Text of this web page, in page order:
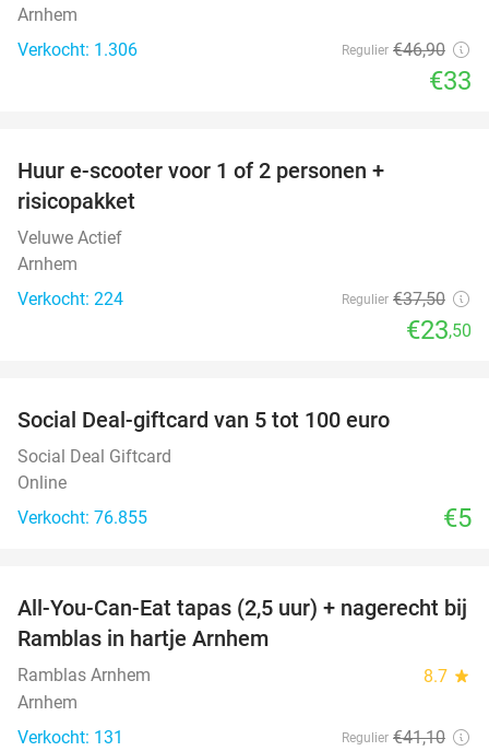
Arnhem
Verkocht: 1.306
Regulier €46,90
€33
Huur e-scooter voor 1 of 2 personen +
risicopakket
Veluwe Actief
Arnhem
Verkocht: 224
Regulier €37,50
€23,50
Social Deal-giftcard van 5 tot 100 euro
Social Deal Giftcard
Online
Verkocht: 76.855
€5
34%
All-You-Can-Eat tapas (2,5 uur) + nagerecht bij
Ramblas in hartje Arnhem
Ramblas Arnhem 8.7 star
Arnhem
Verkocht: 131
Regulier €41,10